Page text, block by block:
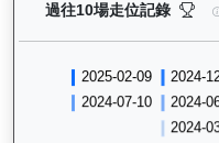
過往10場走位記錄